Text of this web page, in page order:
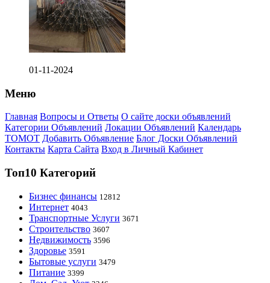
01-11-2024
Меню
Главная Вопросы и Ответы О сайте доски объявлений
Категории Объявлений Локации Объявлений Календарь
ТОМОТ Добавить Объявление Блог Доски Объявлений
Контакты Карта Сайта Вход в Личный Кабинет
Топ10 Категорий
Бизнес финансы 12812
Интернет 4043
Транспортные Услуги 3671
Строительство 3607
Недвижимость 3596
Здоровье 3591
Бытовые услуги 3479
Питание 3399